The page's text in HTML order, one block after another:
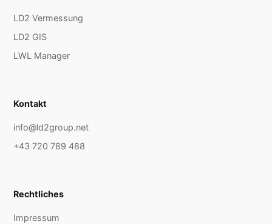
LD2 Vermessung
LD2 GIS
LWL Manager
Kontakt
info@ld2group.net
+43 720 789 488
Rechtliches
Impressum